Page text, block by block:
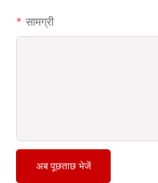
सामग्री
अब पूछताछ भेजें